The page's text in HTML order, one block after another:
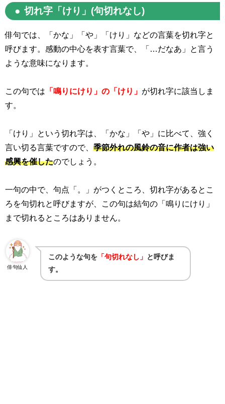
切れ字「けり」(句切れなし)
俳句では、「かな」「や」「けり」などの言葉を切れ字と
呼びます。感動の中心を表す言葉で、「…だなあ」と言う
ような意味になります。
この句では 「鳴りにけり」の「けり」 が切れ字に該当しま
す。
「けり」という切れ字は、「かな」「や」に比べて、強く
言い切る言葉ですので、 季節外れの風鈴の音に作者は強い
感興を催したのでしょう。
一句の中で、句点「。」がつくところ、切れ字があるとこ
ろを句切れと呼びますが、この句は結句の「鳴りにけり」
まで切れるところはありません。
俳句仙人
このような句を 「句切れなし」
と呼びま
す。